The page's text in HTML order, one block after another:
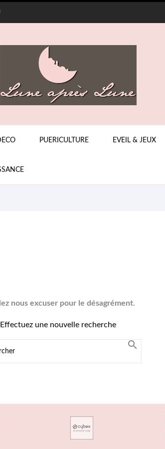
PUERICULTURE EVEIL & JEUX
nous excuser pour le désagrément.
Effectuez une nouvelle recherche
